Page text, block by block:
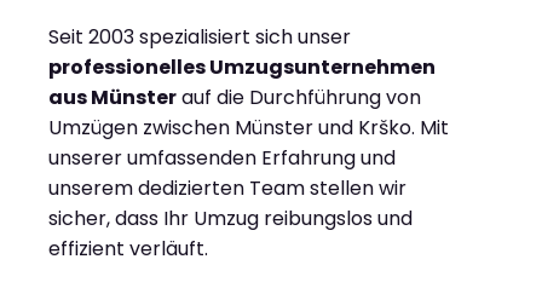
Seit 2003 spezialisiert sich unser
professionelles Umzugsunternehmen
aus Münsterauf die Durchführung von
Umzügen zwischen Münster und Krško. Mit
unserer umfassenden Erfahrung und
unserem dedizierten Team stellen wir
sicher, dass Ihr Umzug reibungslos und
effizient verläuft.